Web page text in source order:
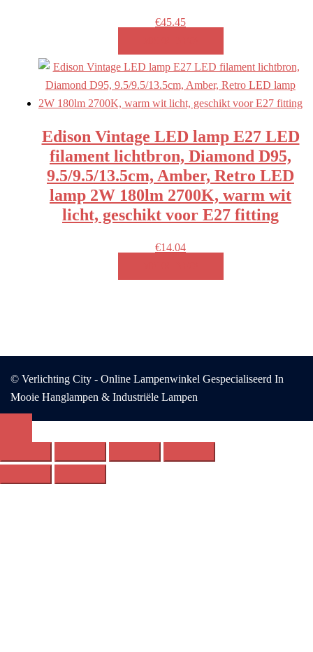
€45.45
Edison Vintage LED lamp E27 LED
filament lichtbron, Diamond D95,
9.5/9.5/13.5cm, Amber, Retro LED
lamp 2W 180lm 2700K, warm wit
licht, geschikt voor E27 fitting
€14.04
© Verlichting City - Online Lampenwinkel Gespecialiseerd In
Mooie Hanglampen & Industriële Lampen